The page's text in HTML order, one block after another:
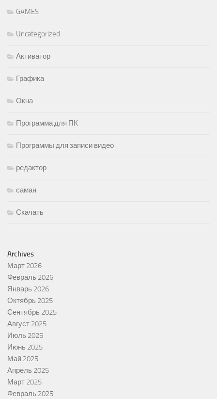
GAMES
Uncategorized
Активатор
Графика
Окна
Программа для ПК
Программы для записи видео
редактор
саман
Скачать
Archives
Март 2026
Февраль 2026
Январь 2026
Октябрь 2025
Сентябрь 2025
Август 2025
Июль 2025
Июнь 2025
Май 2025
Апрель 2025
Март 2025
Февраль 2025